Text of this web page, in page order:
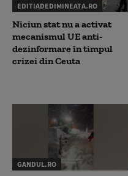
EDITIADEDIMINEATA.RO
Niciun stat nu a activat
mecanismul UE anti-
dezinformare în timpul
crizei din Ceuta
GANDUL.RO